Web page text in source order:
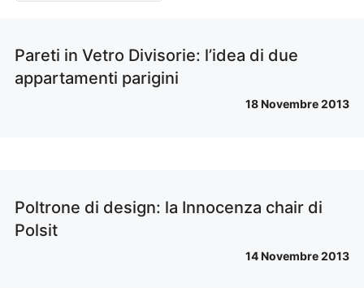
Pareti in Vetro Divisorie: l’idea di due
appartamenti parigini
18 Novembre 2013
Poltrone di design: la Innocenza chair di
Polsit
14 Novembre 2013